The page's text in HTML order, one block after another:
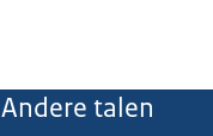
Andere talen